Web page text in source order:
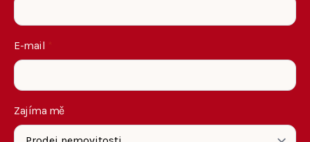
E-mail
Zajíma mě